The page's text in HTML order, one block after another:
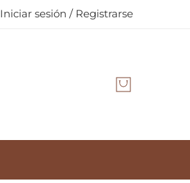
Iniciar sesión / Registrarse